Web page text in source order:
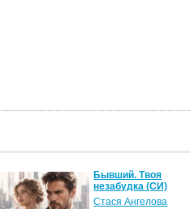
Бывший. Твоя
незабудка (СИ)
Стася Ангелова